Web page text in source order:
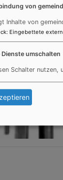
von
Inhalte von
: Eingebettete
Dienste umschalten
Schalter nutzen,